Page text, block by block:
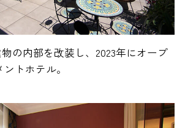
の内部を改装し、2023年にオープ
トホテル。